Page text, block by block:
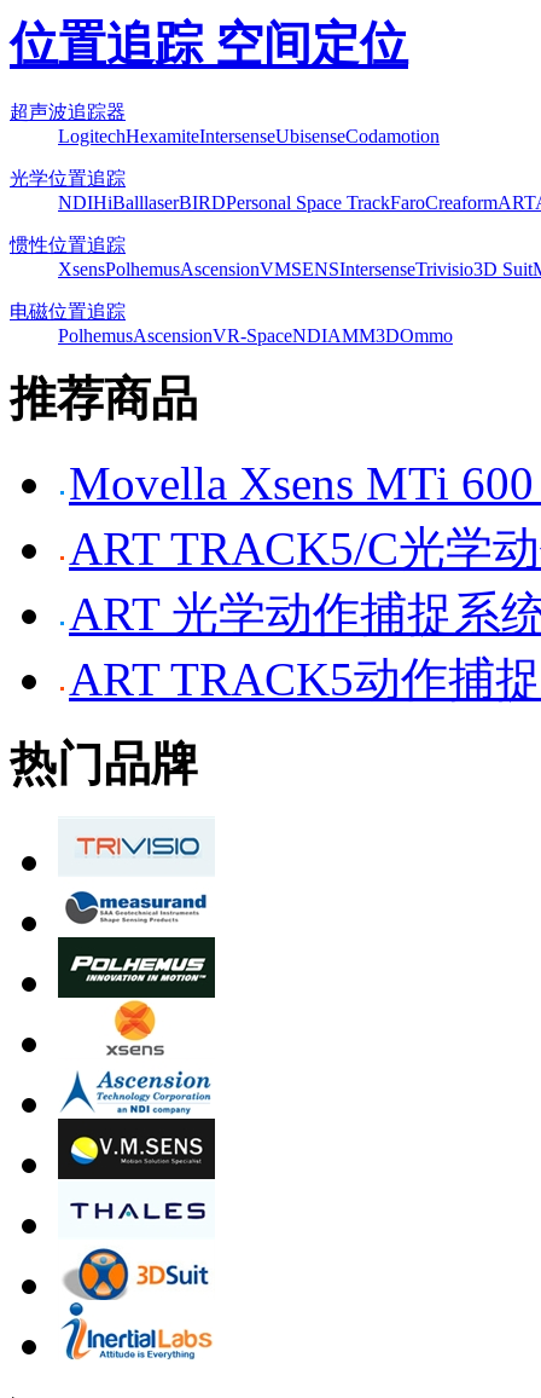
位置追踪 空间定位
超声波追踪器
LogitechHexamiteIntersenseUbisenseCodamotion
光学位置追踪
NDIHiBalllaserBIRDPersonal Space TrackFaroCreaformART
惯性位置追踪
XsensPolhemusAscensionVMSENSIntersenseTrivisio3D Suit
电磁位置追踪
PolhemusAscensionVR-SpaceNDIAMM3DOmmo
推荐商品
Movella Xsens MTi
ART TRACK5/C光学
ART 光学动作捕捉系
ART TRACK5动作捕
热门品牌